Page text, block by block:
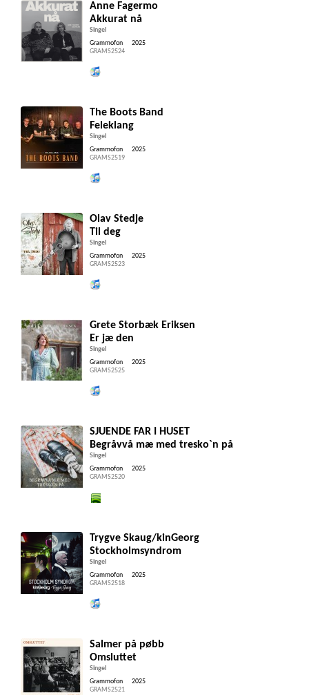
Anne Fagermo
Akkurat nå
Singel
Grammofon
GRAMS2524
2025
The Boots Band
Feleklang
Singel
Grammofon
GRAMS2519
2025
Olav Stedje
Til deg
Singel
Grammofon
GRAMS2523
2025
Grete Storbæk Eriksen
Er jæ den
Singel
Grammofon
GRAMS2525
2025
SJUENDE FAR I HUSET
Begråvvå mæ med tresko`n på
Singel
Grammofon
GRAMS2520
2025
Trygve Skaug/kinGeorg
Stockholmsyndrom
Singel
Grammofon
GRAMS2518
2025
Salmer på pøbb
Omsluttet
Singel
Grammofon
GRAMS2521
2025